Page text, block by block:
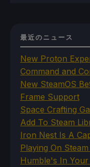
最近のニュース
New Proton
Command and
New SteamOS
Frame Support
Space Crafting
Add To Steam
Iron Nest Is A
Playing On
Humble's In Your